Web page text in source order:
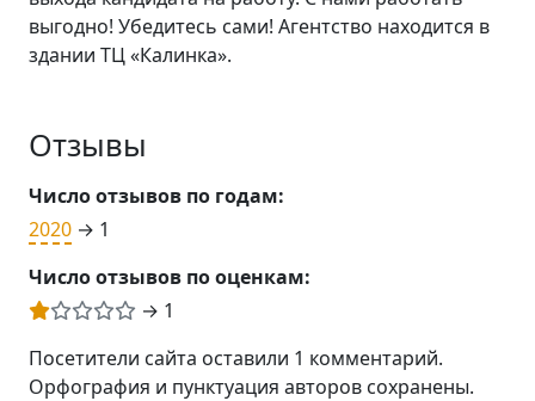
выгодно! Убедитесь сами! Агентство находится в
здании ТЦ «Калинка».
Отзывы
Число отзывов по годам:
2020 → 1
Число отзывов по оценкам:
→ 1
Посетители сайта оставили 1 комментарий.
Орфография и пунктуация авторов сохранены.